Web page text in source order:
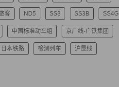
客 ND5 SS3 SS3B SS4G
中国标准动车组 京广线-广铁集团
日本铁路 检测列车 沪昆线